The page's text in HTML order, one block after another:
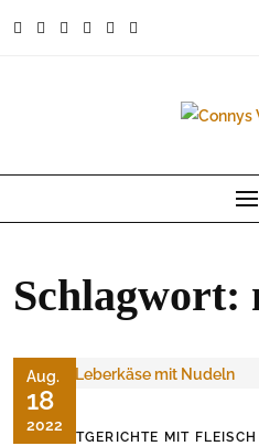
Schlagwort:
Aug.
18
2022
HAUPTGERICHTE MIT FLEISCH